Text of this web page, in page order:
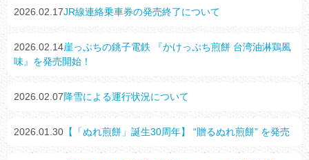
2026.02.17JR線連絡乗車券の発売終了について
2026.02.14崖っぷちの銚子電鉄 『かけっぷち煎餅 台湾油淋鶏風
味』を発売開始！
2026.02.07降雪による運行状況について
2026.01.30 【「ぬれ煎餅」誕生30周年】 “贈るぬれ煎餅” を発売